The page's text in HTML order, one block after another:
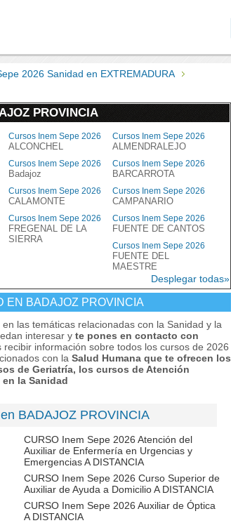
2026 Sanidad en EXTREMADURA
PROVINCIA
Cursos Inem Sepe 2026
ALCONCHEL
Cursos Inem Sepe 2026
ALMENDRALEJO
Cursos Inem Sepe 2026
Badajoz
Cursos Inem Sepe 2026
BARCARROTA
Cursos Inem Sepe 2026
CALAMONTE
Cursos Inem Sepe 2026
CAMPANARIO
Cursos Inem Sepe 2026
FREGENAL DE LA
SIERRA
Cursos Inem Sepe 2026
FUENTE DE CANTOS
Cursos Inem Sepe 2026
FUENTE DEL
MAESTRE
Desplegar todas»
EN BADAJOZ PROVINCIA
en las temáticas relacionadas con la Sanidad y la
interesar y te pones en contacto con
recibir información sobre todos los cursos de 2026
con la Salud Humana que te ofrecen los
de Geriatría, los cursos de Atención
la Sanidad
BADAJOZ PROVINCIA
CURSO Inem Sepe 2026 Atención del
Auxiliar de Enfermería en Urgencias y
Emergencias A DISTANCIA
CURSO Inem Sepe 2026 Curso Superior de
Auxiliar de Ayuda a Domicilio A DISTANCIA
CURSO Inem Sepe 2026 Auxiliar de Óptica
A DISTANCIA